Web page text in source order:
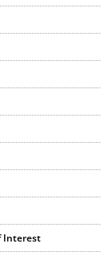
Interest